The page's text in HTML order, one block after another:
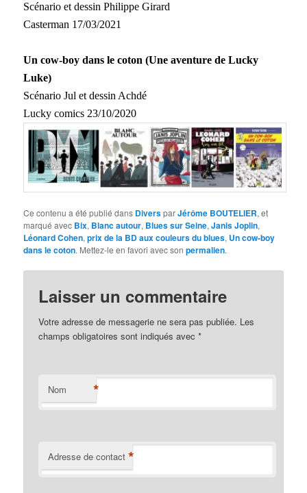
Scénario et dessin Philippe Girard
Casterman 17/03/2021
Un cow-boy dans le coton (Une aventure de Lucky
Luke)
Scénario Jul et dessin Achdé
Lucky comics 23/10/2020
Ce contenu a été publié dans DiversparJérôme BOUTELIER, et
marqué avec Bix, Blanc autour, Blues sur Seine,Janis Joplin,
Léonard Cohen,prix de la BD aux couleurs du blues, Un cow-boy
dans le coton. Mettez-le en favori avec sonpermalien.
Laisser un commentaire
Votre adresse de messagerie ne sera pas publiée. Les
champs obligatoires sont indiqués avec*
Nom *
Adresse de contact *